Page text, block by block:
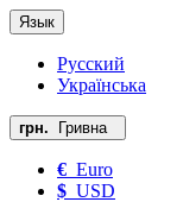
Язык
Русский
Українська
грн. Гривна
€ Euro
$ USD